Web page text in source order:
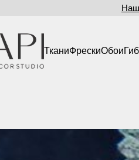
ТканиФрескиОбои